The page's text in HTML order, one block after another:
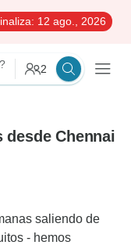
12 ago., 2026
2
desde Chennai
saliendo de
- hemos